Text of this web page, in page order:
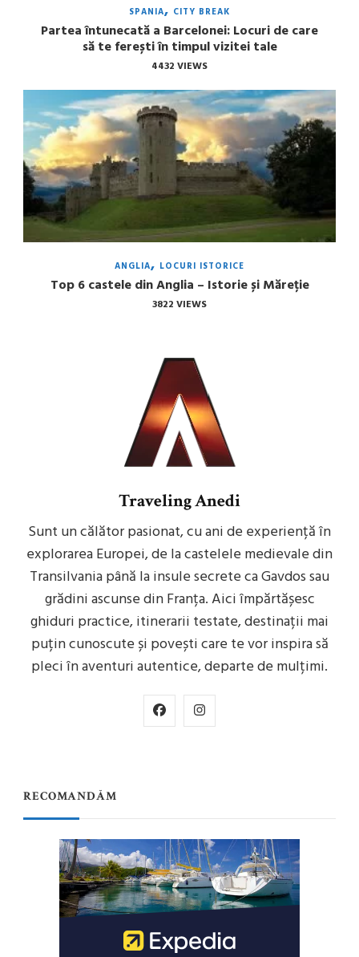
SPANIA CITY BREAK
Partea întunecată a Barcelonei: Locuri de care
să te ferești în timpul vizitei tale
4432 VIEWS
ANGLIA LOCURI ISTORICE
Top 6 castele din Anglia – Istorie și Măreție
3822 VIEWS
Traveling Anedi
Sunt un călător pasionat, cu ani de experiență în
explorarea Europei, de la castelele medievale din
Transilvania până la insule secrete ca Gavdos sau
grădini ascunse din Franța. Aici împărtășesc
ghiduri practice, itinerarii testate, destinații mai
puțin cunoscute și povești care te vor inspira să
pleci în aventuri autentice, departe de mulțimi.
RECOMANDĂM